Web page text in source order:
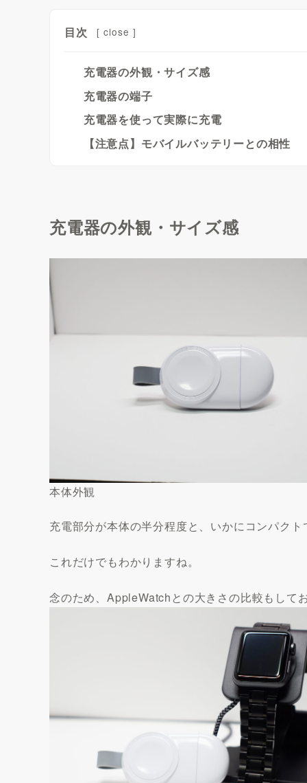
目次 [ close ]
充電器の外観・サイズ感
充電器の端子
充電器を使って実際に充電
【注意点】モバイルバッテリーとの相性
充電器の外観・サイズ感
本体外観
充電部分が本体の半分程度と、いかにコンパクト
これだけでもわかりますね。
念のため、AppleWatchとの大きさの比較もして